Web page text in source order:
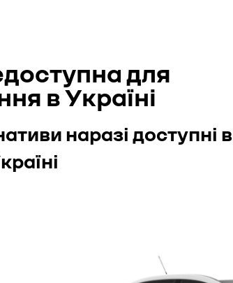
для
в Україні
наразі доступні в